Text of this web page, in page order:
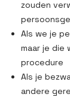
zouden
Als we je
maar je die
procedure
Als je
andere